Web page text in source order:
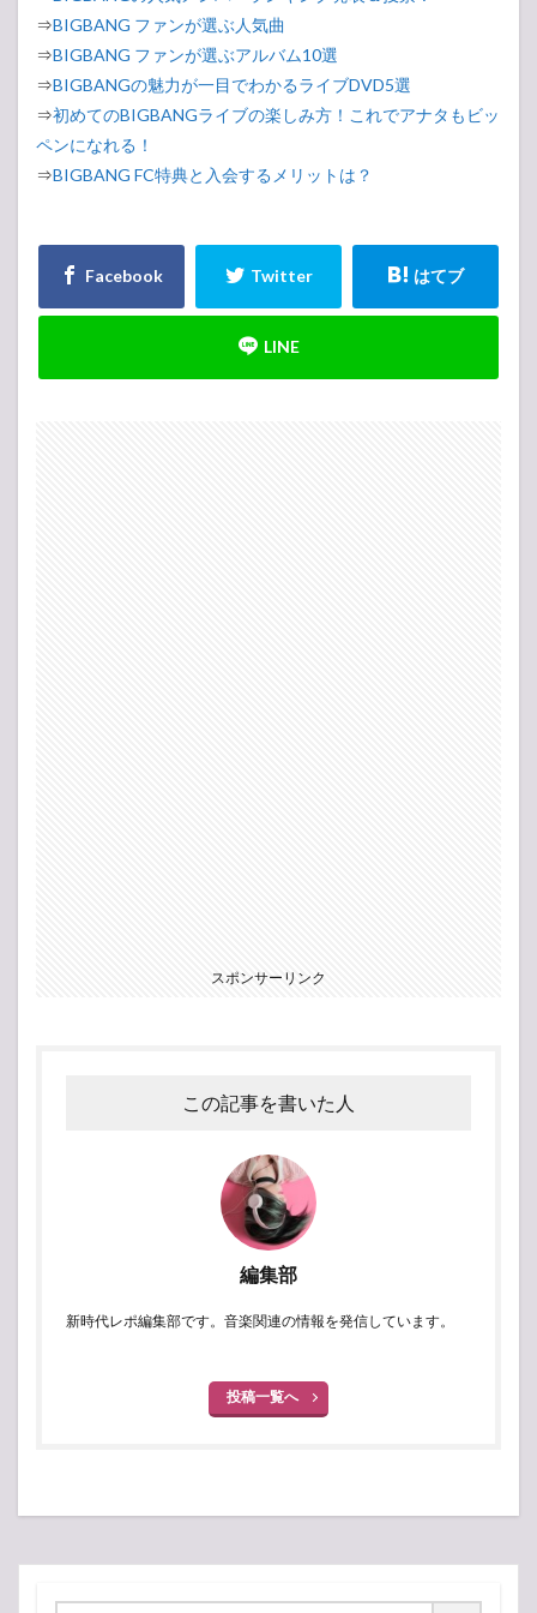
⇒BIGBANG ファンが選ぶ人気曲
⇒BIGBANG ファンが選ぶアルバム10選
⇒BIGBANGの魅力が一目でわかるライブDVD5選
⇒初めてのBIGBANGライブの楽しみ方！これでアナタもビッ
ペンになれる！
⇒BIGBANG FC特典と入会するメリットは？
スポンサーリンク
この記事を書いた人
編集部
新時代レポ編集部です。音楽関連の情報を発信しています。
投稿一覧へ